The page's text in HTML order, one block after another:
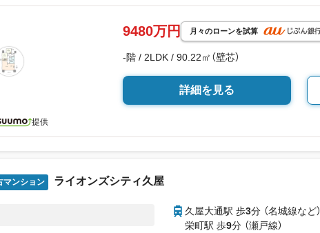
9480万円 月々のローンを試算
-階 / 2LDK / 90.22㎡（壁芯）
詳細を見る
提供
マンション ライオンズシティ久屋
久屋大通駅 歩3分 （名城線など）
栄町駅 歩9分 （瀬戸線）